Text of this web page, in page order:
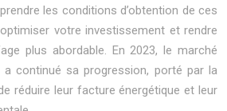
les conditions d’obtention de ces
votre investissement et rendre
plus abordable. En 2023, le marché
a continué sa progression, porté par la
réduire leur facture énergétique et leur